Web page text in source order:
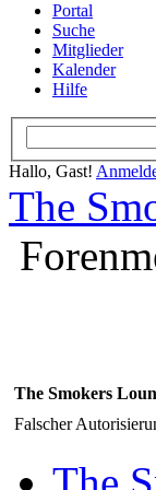
Portal
Suche
Mitglieder
Kalender
Hilfe
Hallo, Gast!
The
The Smokers
Falscher